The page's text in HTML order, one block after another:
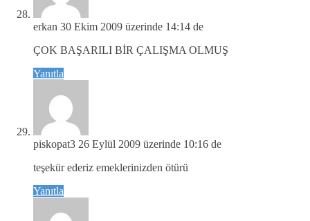
erkan 30 Ekim 2009 üzerinde 14:14 de
ÇOK BAŞARILI BİR ÇALIŞMA OLMUŞ
Yanıtla
piskopat3 26 Eylül 2009 üzerinde 10:16 de
teşekür ederiz emeklerinizden ötürü
Yanıtla